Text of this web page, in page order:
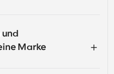
Marke